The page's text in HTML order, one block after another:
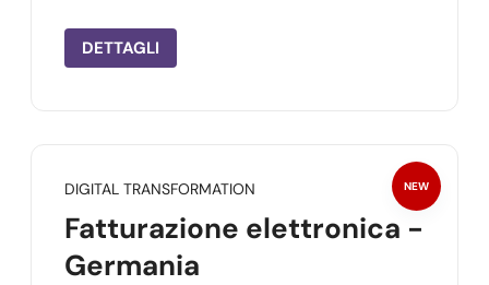
DETTAGLI
NEW
DIGITAL TRANSFORMATION
Fatturazione elettronica -
Germania